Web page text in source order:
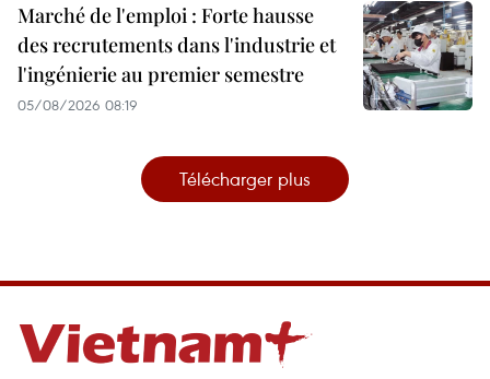
Marché de l'emploi : Forte hausse
des recrutements dans l'industrie et
l'ingénierie au premier semestre
05/08/2026 08:19
Télécharger plus